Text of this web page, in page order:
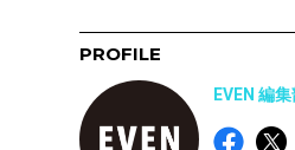
PROFILE
EVEN 編